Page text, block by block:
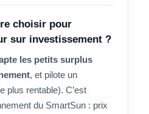
choisir pour
sur investissement ?
les petits surplus
, et pilote un
plus rentable). C’est
du SmartSun : prix